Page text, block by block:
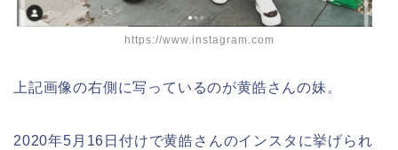
https://www.instagram.com
上記画像の右側に写っているのが黄皓さんの妹。
2020年5月16日付けで黄皓さんのインスタに挙げられ